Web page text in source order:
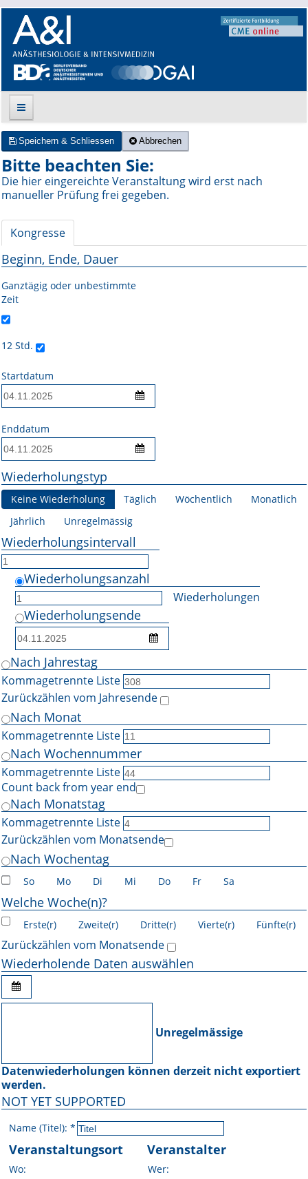
Suche
Aktuelle Ausgabe
Archiv
Mediadaten
Autoren-Service
Bestell-Service
Stellenmarkt
Kongresskalender
Speichern & Schliessen Abbrechen
Bitte beachten Sie:
Die hier eingereichte Veranstaltung wird erst nach
manueller Prüfung frei gegeben.
Kongresse
Beginn, Ende, Dauer
Ganztägig oder unbestimmte
Zeit
12 Std.
Startdatum
Enddatum
Wiederholungstyp
Keine Wiederholung Täglich Wöchentlich
Monatlich
Jährlich
Unregelmässig
Wiederholungsintervall
Wiederholungsanzahl
Wiederholungen
Wiederholungsende
Nach Jahrestag
Kommagetrennte Liste
Zurückzählen vom Jahresende
Nach Monat
Kommagetrennte Liste
Nach Wochennummer
Kommagetrennte Liste
Count back from year end
Nach Monatstag
Kommagetrennte Liste
Zurückzählen vom Monatsende
Nach Wochentag
So Mo Di Mi Do Fr Sa
Welche Woche(n)?
Erste(r) Zweite(r) Dritte(r) Vierte(r) Fünfte(r)
Zurückzählen vom Monatsende
Wiederholende Daten auswählen
Unregelmässige
Datenwiederholungen können derzeit nicht exportiert
werden.
NOT YET SUPPORTED
Name (Titel): *
Veranstaltungsort Veranstalter
Wo: Wer: